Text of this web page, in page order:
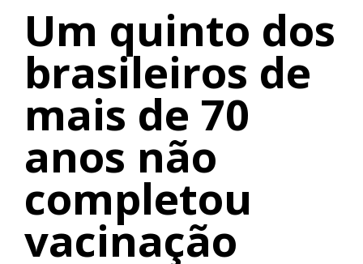
Um quinto dos
brasileiros de
mais de 70
anos não
completou
vacinação